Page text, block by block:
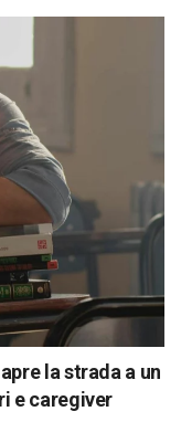
la strada a un
e caregiver